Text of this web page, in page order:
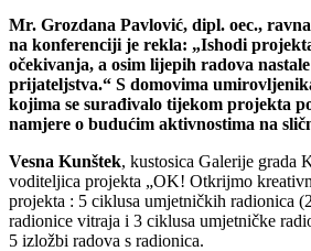
Mr. Grozdana Pavlović, dipl. oec.,
na konferenciji je rekla: „Ishodi
očekivanja, a osim lijepih radova
prijateljstva.“ S domovima
kojima se surađivalo tijekom projekta
namjere o budućim aktivnostima na
Vesna Kunštek, kustosica Galerije grada
voditeljica projekta „OK! Otkrijmo
projekta : 5 ciklusa umjetničkih radionica
radionice vitraja i 3 ciklusa umjetničke
5 izložbi radova s radionica.